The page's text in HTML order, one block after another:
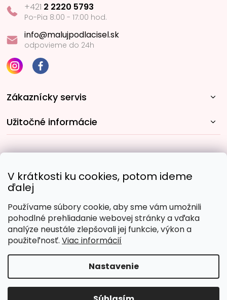
V krátkosti ku cookies, potom ideme
ďalej
Používame súbory cookie, aby sme vám umožnili
pohodlné prehliadanie webovej stránky a vďaka
analýze neustále zlepšovali jej funkcie, výkon a
použiteľnosť. Viac informácií
Nastavenie
+421 2 2220 5793
Po-Pia 8:00 - 17:00 hod.
info@malujpodlacisel.sk
odpovieme do 24h
Zákaznícky servis
Užitočné informácie
Obľúbené spôsoby platby:
Copyright 2026Malujpodlacisel.sk. Všetky práva
vyhradené.Upraviť nastavenie cookies